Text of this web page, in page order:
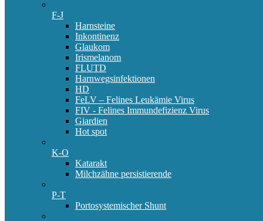
F-J
Harnsteine
Inkontinenz
Glaukom
Irismelanom
FLUTD
Harnwegsinfektionen
HD
FeLV – Felines Leukämie Virus
FIV - Felines Immundefizienz Virus
Giardien
Hot spot
K-O
Katarakt
Milchzähne persistierende
P-T
Portosystemischer Shunt